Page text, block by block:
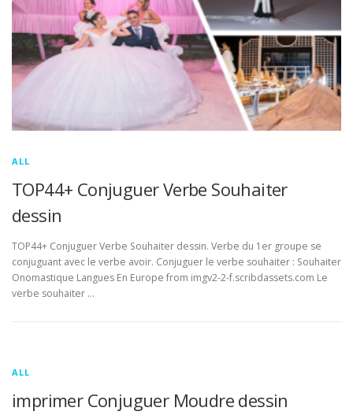
ALL
TOP44+ Conjuguer Verbe Souhaiter
dessin
TOP44+ Conjuguer Verbe Souhaiter dessin. Verbe du 1er groupe se
conjuguant avec le verbe avoir. Conjuguer le verbe souhaiter : Souhaiter
Onomastique Langues En Europe from imgv2-2-f.scribdassets.com Le
verbe souhaiter …
ALL
imprimer Conjuguer Moudre dessin